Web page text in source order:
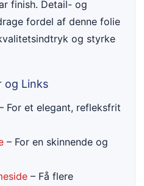
finish. Detail- og
fordel af denne folie
og styrke
og Links
For et elegant, refleksfrit
– For en skinnende og
– Få flere